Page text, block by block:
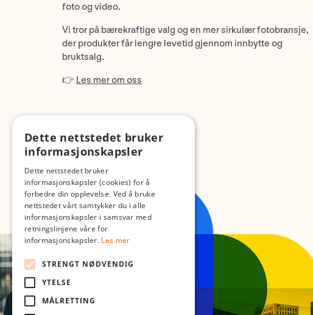
foto og video.
Vi tror på bærekraftige valg og en mer sirkulær fotobransje,
der produkter får lengre levetid gjennom innbytte og
bruktsalg.
👉 Les mer om oss
Dette nettstedet bruker
informasjonskapsler
Dette nettstedet bruker
informasjonskapsler (cookies) for å
forbedre din opplevelse. Ved å bruke
nettstedet vårt samtykker du i alle
informasjonskapsler i samsvar med
retningslinjene våre for
informasjonskapsler. Les mer
STRENGT NØDVENDIG
YTELSE
MÅLRETTING